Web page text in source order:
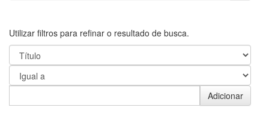
Utilizar filtros para refinar o resultado de busca.